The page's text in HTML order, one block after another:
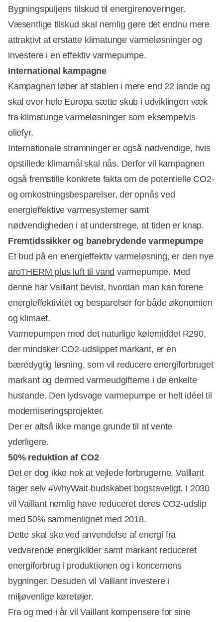
Bygningspuljens tilskud til energirenoveringer.
Væsentlige tilskud skal nemlig gøre det endnu mere
attraktivt at erstatte klimatunge varmeløsninger og
investere i en effektiv varmepumpe.
International kampagne
Kampagnen løber af stablen i mere end 22 lande og
skal over hele Europa sætte skub i udviklingen væk
fra klimatunge varmeløsninger som eksempelvis
oliefyr.
Internationale strømninger er også nødvendige, hvis
opstillede klimamål skal nås. Derfor vil kampagnen
også fremstille konkrete fakta om de potentielle CO2-
og omkostningsbesparelser, der opnås ved
energieffektive varmesystemer samt
nødvendigheden i at understrege, at tiden er knap.
Fremtidssikker og banebrydende varmepumpe
Et bud på en energieffektiv varmeløsning, er den nye
aroTHERM plus luft til vand varmepumpe. Med
denne har Vaillant bevist, hvordan man kan forene
energieffektivitet og besparelser for både økonomien
og klimaet.
Varmepumpen med det naturlige kølemiddel R290,
der mindsker CO2-udslippet markant, er en
bæredygtig løsning, som vil reducere energiforbruget
markant og dermed varmeudgifterne i de enkelte
hustande. Den lydsvage varmepumpe er helt idéel til
moderniseringsprojekter.
Der er altså ikke mange grunde til at vente
yderligere.
50% reduktion af CO2
Det er dog ikke nok at vejlede forbrugerne. Vaillant
tager selv #WhyWait-budskabet bogstaveligt. I 2030
vil Vaillant nemlig have reduceret deres CO2-udslip
med 50% sammenlignet med 2018.
Dette skal ske ved anvendelse af energi fra
vedvarende energikilder samt markant reduceret
energiforbrug i produktionen og i koncernens
bygninger. Desuden vil Vaillant investere i
miljøvenlige køretøjer.
Fra og med i år vil Vaillant kompensere for sine